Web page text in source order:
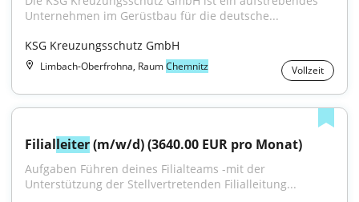
Unternehmen im Gerüstbau für die deutsche...
KSG Kreuzungsschutz GmbH
Limbach-Oberfrohna, RaumChemnitz Vollzeit
Filialleiter (m/w/d) (3640.00 EUR pro Monat)
Aufgaben Führen deines Filialteams -mit der
Unterstützung der Stellvertretenden Filialleitung...